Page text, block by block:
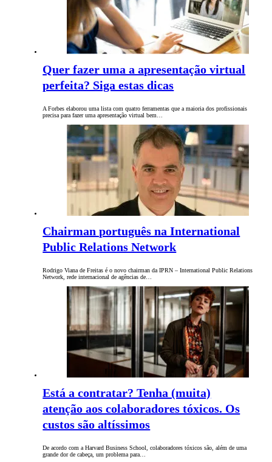
Quer fazer uma a apresentação virtual
perfeita? Siga estas dicas
A Forbes elaborou uma lista com quatro ferramentas que a maioria dos profissionais
precisa para fazer uma apresentação virtual bem…
Chairman português na International
Public Relations Network
Rodrigo Viana de Freitas é o novo chairman da IPRN – International Public Relations
Network, rede internacional de agências de…
Está a contratar? Tenha (muita)
atenção aos colaboradores tóxicos. Os
custos são altíssimos
De acordo com a Harvard Business School, colaboradores tóxicos são, além de uma
grande dor de cabeça, um problema para…